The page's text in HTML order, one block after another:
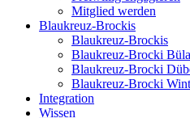
Mitglied werden
Blaukreuz-Brockis
Blaukreuz-Brockis
Blaukreuz-Brocki
Blaukreuz-Brocki
Blaukreuz-Brocki
Integration
Wissen